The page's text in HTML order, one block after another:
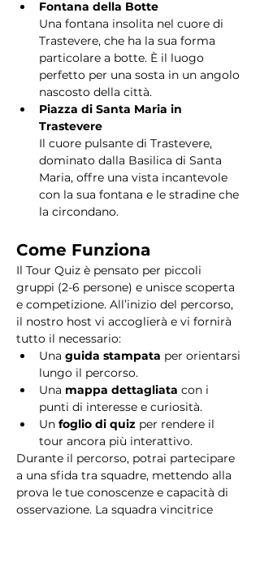
Fontana della Botte
Una fontana insolita nel cuore di
Trastevere, che ha la sua forma
particolare a botte. È il luogo
perfetto per una sosta in un angolo
nascosto della città.
Piazza di Santa Maria in
Trastevere
Il cuore pulsante di Trastevere,
dominato dalla Basilica di Santa
Maria, offre una vista incantevole
con la sua fontana e le stradine che
la circondano.
Come Funziona
Il Tour Quiz è pensato per piccoli
gruppi (2-6 persone) e unisce scoperta
e competizione. All’inizio del percorso,
il nostro host vi accoglierà e vi fornirà
tutto il necessario:
Una guida stampata per orientarsi
lungo il percorso.
Una mappa dettagliata con i
punti di interesse e curiosità.
Un foglio di quiz per rendere il
tour ancora più interattivo.
Durante il percorso, potrai partecipare
a una sfida tra squadre, mettendo alla
prova le tue conoscenze e capacità di
osservazione. La squadra vincitrice